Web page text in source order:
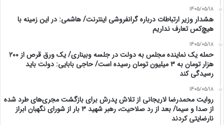
1405/05/18
هشدار وزیر ارتباطات درباره گرانفروشی اینترنت/ هاشمی: در این زمینه با
هیچ‌کس تعارف نداریم
1405/05/18
حمله یک نماینده مجلس به دولت در جلسه وبیناری/ یک ورق قرص از ۲۰۰
هزار تومان به ۳ میلیون تومان رسیده است/ حاجی بابایی: دولت باید
رسیدگی کند
1405/05/18
روایت محمدرضا لاریجانی از تلاش پدرش برای بازگشت مجری‌های طرد شده
از صدا و سیما/ بعد از رد صلاحیت، رهبر شهید ۳ بار از شورای نگهبان ابراز
نارضایتی کردند